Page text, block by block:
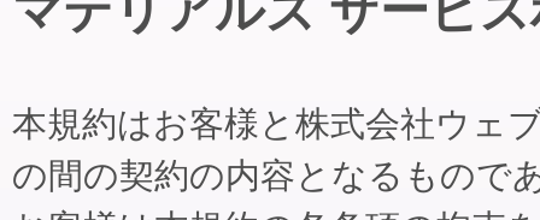
本規約はお客様と株式会社ウェ
の間の契約の内容となるもので